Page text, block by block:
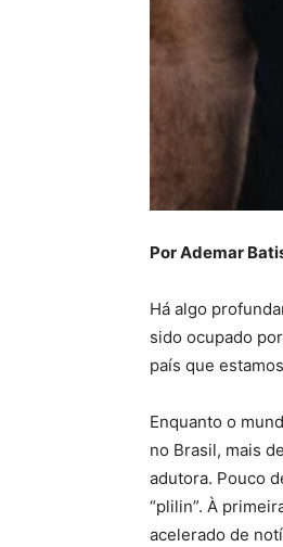
Por Ademar
Há algo
sido ocupado
país que
Enquanto o
no Brasil, mais
adutora. Pouco
“plilin”. À
acelerado de